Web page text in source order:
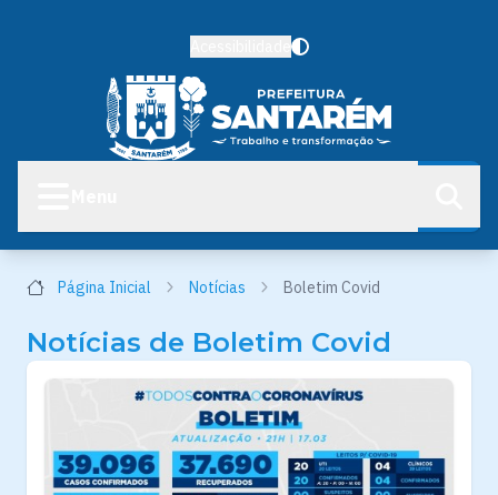
Página Inicial Notícias Boletim Covid
Notícias de Boletim Covid